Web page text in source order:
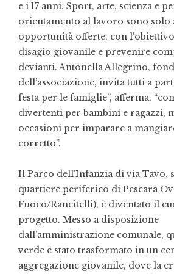
e i 17 anni. Sport, arte, scienza e
orientamento al lavoro sono solo
opportunità offerte, con
disagio giovanile e prevenire
devianti. Antonella Allegrino,
dell’associazione, invita tutti a
festa per le famiglie”, afferma,
divertenti per bambini e ragazzi,
occasioni per imparare a
corretto”.
Il Parco dell’Infanzia di via Tavo,
quartiere periferico di Pescara
Fuoco/Rancitelli), è diventato il
progetto. Messo a disposizione
dall’amministrazione comunale,
verde è stato trasformato in un
aggregazione giovanile, dove la